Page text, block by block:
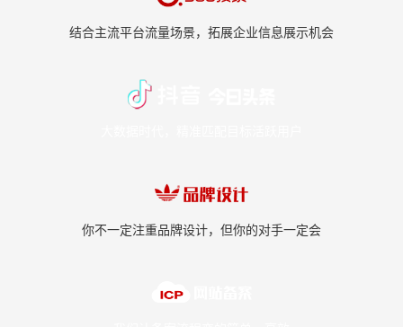
结合主流平台流量场景，拓展企业信息展示机会
你不一定注重品牌设计，但你的对手一定会